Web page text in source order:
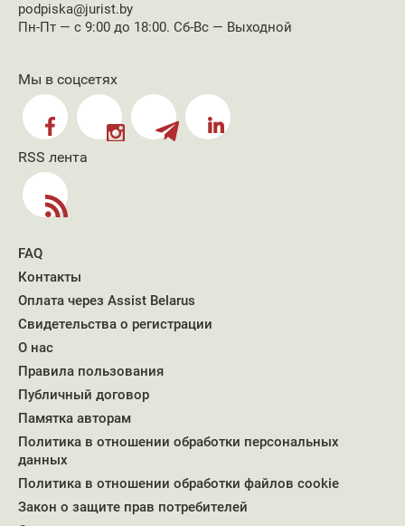
podpiska@jurist.by
Пн-Пт — с 9:00 до 18:00. Сб-Вс — Выходной
Мы в соцсетях
RSS лента
FAQ
Контакты
Оплата через Assist Belarus
Свидетельства о регистрации
О нас
Правила пользования
Публичный договор
Памятка авторам
Политика в отношении обработки персональных
данных
Политика в отношении обработки файлов cookie
Закон о защите прав потребителей